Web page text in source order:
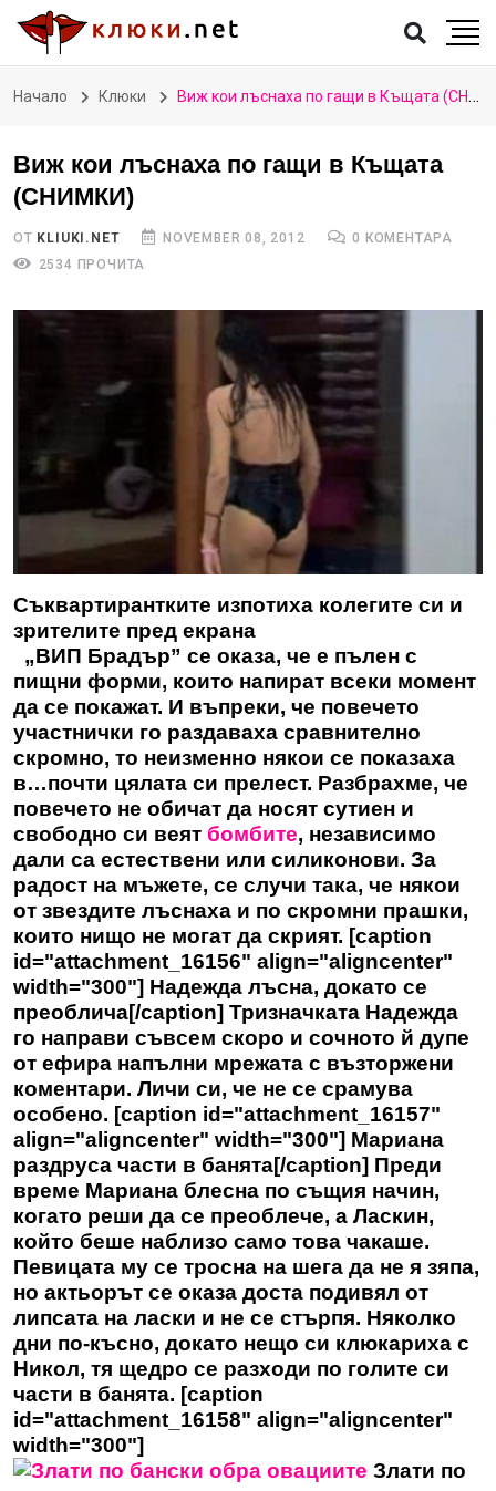
Начало Клюки Виж кои лъснаха по гащи в Къщата (СНИМКИ)
Виж кои лъснаха по гащи в Къщата
(СНИМКИ)
ОТ KLIUKI.NET NOVEMBER 08, 2012
0 КОМЕНТАРА
2534 ПРОЧИТА
Съквартирантките изпотиха колегите си и
зрителите пред екрана
„ВИП Брадър” се оказа, че е пълен с
пищни форми, които напират всеки момент
да се покажат. И въпреки, че повечето
участнички го раздаваха сравнително
скромно, то неизменно някои се показаха
в…почти цялата си прелест. Разбрахме, че
повечето не обичат да носят сутиен и
свободно си веят бомбите, независимо
дали са естествени или силиконови. За
радост на мъжете, се случи така, че някои
от звездите лъснаха и по скромни прашки,
които нищо не могат да скрият. [caption
id="attachment_16156" align="aligncenter"
width="300"] Надежда лъсна, докато се
преоблича[/caption] Тризначката Надежда
го направи съвсем скоро и сочното й дупе
от ефира напълни мрежата с възторжени
коментари. Личи си, че не се срамува
особено. [caption id="attachment_16157"
align="aligncenter" width="300"] Мариана
раздруса части в банята[/caption] Преди
време Мариана блесна по същия начин,
когато реши да се преоблече, а Ласкин,
който беше наблизо само това чакаше.
Певицата му се тросна на шега да не я зяпа,
но актьорът се оказа доста подивял от
липсата на ласки и не се стърпя. Няколко
дни по-късно, докато нещо си клюкариха с
Никол, тя щедро се разходи по голите си
части в банята. [caption
id="attachment_16158" align="aligncenter"
width="300"]
Злати по